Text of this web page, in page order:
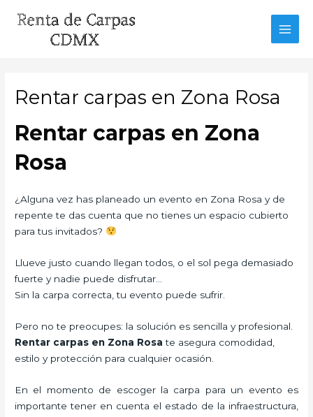
Rentar carpas en Zona Rosa
Rentar carpas en Zona
Rosa
¿Alguna vez has planeado un evento en Zona Rosa y de
repente te das cuenta que no tienes un espacio cubierto
para tus invitados?
Llueve justo cuando llegan todos, o el sol pega demasiado
fuerte y nadie puede disfrutar…
Sin la carpa correcta, tu evento puede sufrir.
Pero no te preocupes: la solución es sencilla y profesional.
Rentar carpas en Zona Rosate asegura comodidad,
estilo y protección para cualquier ocasión.
En el momento de escoger la carpa para un evento es
importante tener en cuenta el estado de la infraestructura,